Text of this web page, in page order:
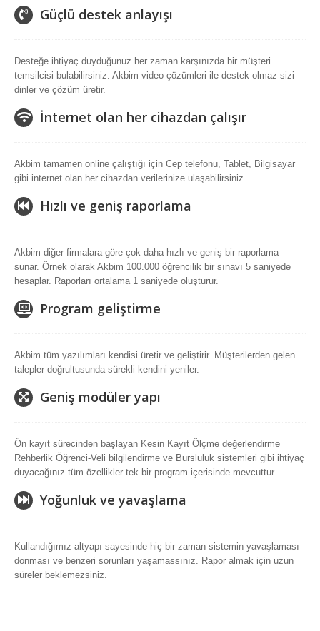
Güçlü destek anlayışı
Desteğe ihtiyaç duyduğunuz her zaman karşınızda bir müşteri
temsilcisi bulabilirsiniz. Akbim video çözümleri ile destek olmaz sizi
dinler ve çözüm üretir.
İnternet olan her cihazdan çalışır
Akbim tamamen online çalıştığı için Cep telefonu, Tablet, Bilgisayar
gibi internet olan her cihazdan verilerinize ulaşabilirsiniz.
Hızlı ve geniş raporlama
Akbim diğer firmalara göre çok daha hızlı ve geniş bir raporlama
sunar. Örnek olarak Akbim 100.000 öğrencilik bir sınavı 5 saniyede
hesaplar. Raporları ortalama 1 saniyede oluşturur.
Program geliştirme
Akbim tüm yazılımları kendisi üretir ve geliştirir. Müşterilerden gelen
talepler doğrultusunda sürekli kendini yeniler.
Geniş modüler yapı
Ön kayıt sürecinden başlayan Kesin Kayıt Ölçme değerlendirme
Rehberlik Öğrenci-Veli bilgilendirme ve Bursluluk sistemleri gibi ihtiyaç
duyacağınız tüm özellikler tek bir program içerisinde mevcuttur.
Yoğunluk ve yavaşlama
Kullandığımız altyapı sayesinde hiç bir zaman sistemin yavaşlaması
donması ve benzeri sorunları yaşamassınız. Rapor almak için uzun
süreler beklemezsiniz.